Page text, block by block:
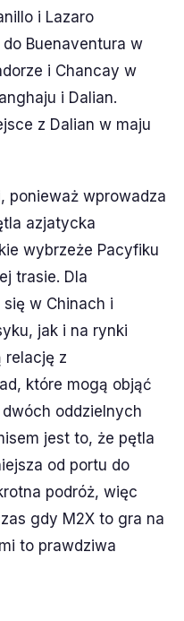
i Lazaro
Buenaventura w
i Chancay w
i Dalian.
z Dalian w maju
ponieważ wprowadza
azjatycka
wybrzeże Pacyfiku
trasie. Dla
w Chinach i
jak i na rynki
relację z
które mogą objąć
oddzielnych
jest to, że pętla
od portu do
podróż, więc
gdy M2X to gra na
to prawdziwa